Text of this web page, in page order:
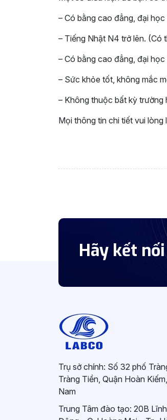
– Có bằng cao đẳng, đại
– Tiếng Nhật N4 trở lên. (Có
– Có bằng cao đẳng, đại
– Sức khỏe tốt, không mắc
– Không thuộc bất kỳ trường
Mọi thông tin chi tiết vui lòng
Hãy kết
Trụ sở chính: Số 32 phố
Tràng Tiền, Quận Hoàn
Nam
Trung Tâm đào tạo: 20B